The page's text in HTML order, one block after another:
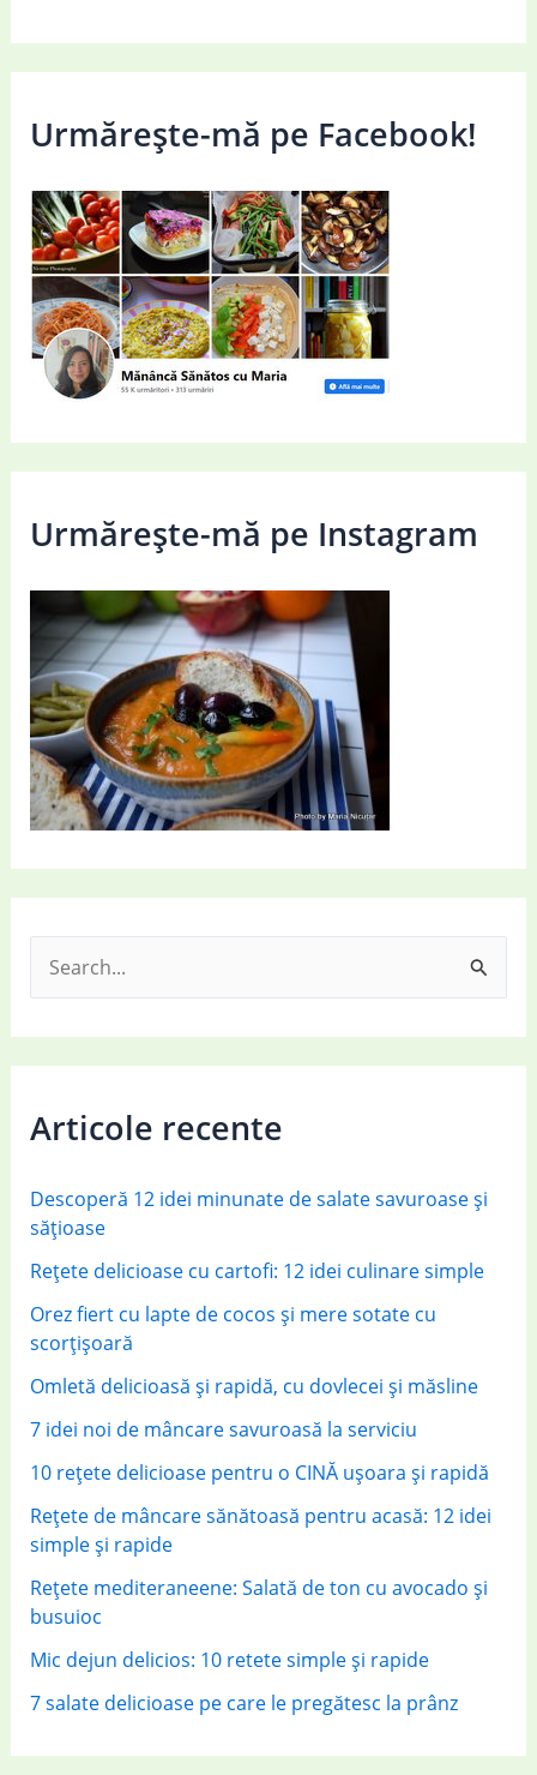
Urmărește-mă pe Facebook!
Urmărește-mă pe Instagram
e
a
r
h
o
r
Articole recente
Descoperă 12 idei minunate de salate savuroase și
sățioase
Rețete delicioase cu cartofi: 12 idei culinare simple
Orez fiert cu lapte de cocos și mere sotate cu
scorțișoară
Omletă delicioasă și rapidă, cu dovlecei și măsline
7 idei noi de mâncare savuroasă la serviciu
10 rețete delicioase pentru o CINĂ ușoara și rapidă
Rețete de mâncare sănătoasă pentru acasă: 12 idei
simple și rapide
Rețete mediteraneene: Salată de ton cu avocado și
busuioc
Mic dejun delicios: 10 retete simple și rapide
7 salate delicioase pe care le pregătesc la prânz